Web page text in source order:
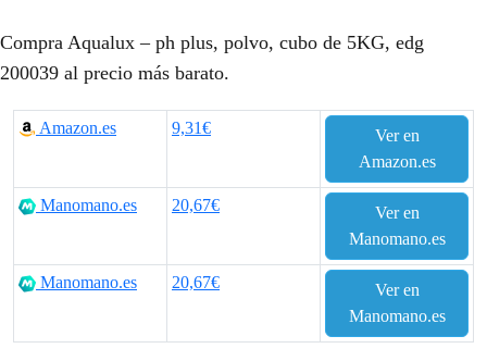
Compra Aqualux – ph plus, polvo, cubo de 5KG, edg
200039 al precio más barato.
Amazon.es 9,31€
Ver en
Amazon.es
Manomano.es 20,67€
Ver en
Manomano.es
Manomano.es 20,67€
Ver en
Manomano.es